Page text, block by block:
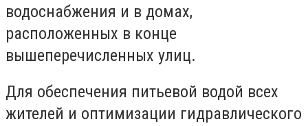
водоснабжения и в домах,
расположенных в конце
вышеперечисленных улиц.
Для обеспечения питьевой водой всех
жителей и оптимизации гидравлического